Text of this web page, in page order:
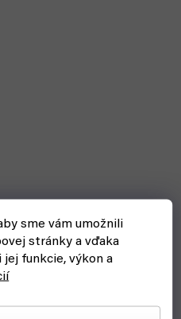
sme vám umožnili
stránky a vďaka
jej funkcie, výkon a